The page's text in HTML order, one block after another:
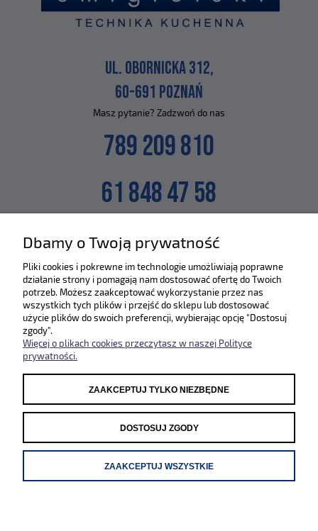
UL. OBORNICKA 312,
60-691 POZNAŃ
Masz pytanie? Zadzwoń do nas
789 209 810
61 848 47 58
SKLEP@ZLEWOZMYWAKI.PL
Poznaj nas bliżej :)
WWW.SYSTEMCERAM.PL|WWW.REGINOX.PL
Dbamy o Twoją prywatność
Pliki cookies i pokrewne im technologie umożliwiają poprawne
działanie strony i pomagają nam dostosować ofertę do Twoich
potrzeb. Możesz zaakceptować wykorzystanie przez nas
wszystkich tych plików i przejść do sklepu lub dostosować
użycie plików do swoich preferencji, wybierając opcję "Dostosuj
zgody".
Więcej o plikach cookies przeczytasz w naszej Polityce
prywatności.
ZAAKCEPTUJ TYLKO NIEZBĘDNE
DOSTOSUJ ZGODY
ZAAKCEPTUJ WSZYSTKIE